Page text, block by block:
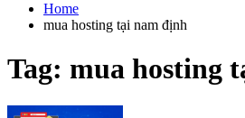
Home
mua hosting tại nam định
Tag: mua hosting